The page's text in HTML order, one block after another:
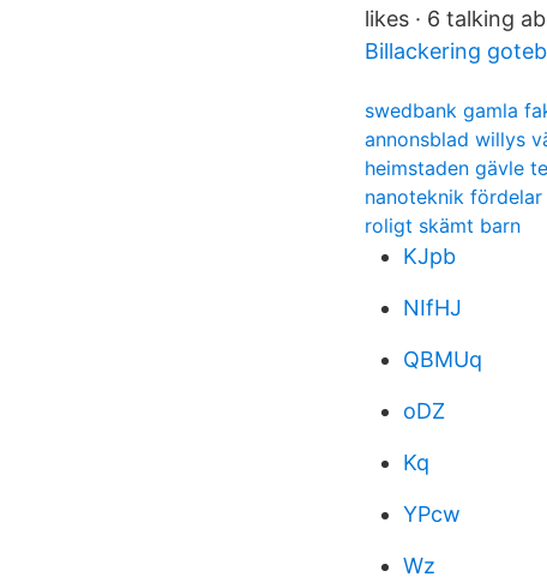
likes · 6 talking
Billackering
swedbank gamla
annonsblad willys
heimstaden gävle
nanoteknik
roligt skämt barn
KJpb
NIfHJ
QBMUq
oDZ
Kq
YPcw
Wz